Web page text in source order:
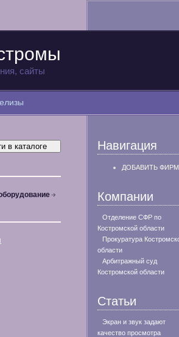
сайты
Навигация
ДОБАВИТЬ
Компании
Отделение СФР по
Костромской области
Прокуратура
области
Арбитражный суд
Костромской области
Статьи
Экран и звук задают
качество просмотра